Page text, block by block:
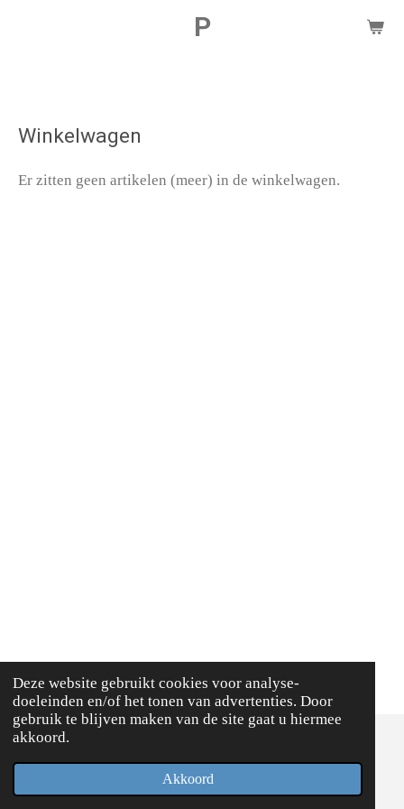
Deze website gebruikt cookies voor analyse-
doeleinden en/of het tonen van advertenties. Door
gebruik te blijven maken van de site gaat u hiermee
akkoord.
Akkoord
hoofdinhoud
P
Winkelwagen
Er zitten geen artikelen (meer) in de winkelwagen.
© 2021 - 2026 Optimaal-Mentaal-Presteren